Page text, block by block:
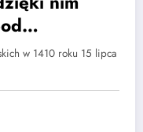
w 1410 roku 15 lipca